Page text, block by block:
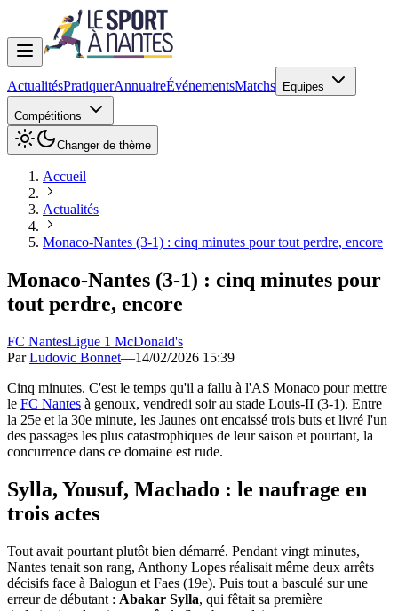
ActualitésPratiquerAnnuaireÉvénementsMatchs Equipes
Compétitions
Changer de thème
Accueil
Actualités
Monaco-Nantes (3-1) : cinq minutes pour tout perdre, encore
Monaco-Nantes (3-1) : cinq minutes pour
tout perdre, encore
FC NantesLigue 1 McDonald's
ParLudovic Bonnet—14/02/2026 15:39
Cinq minutes. C'est le temps qu'il a fallu à l'AS Monaco pour mettre
le FC Nantes à genoux, vendredi soir au stade Louis-II (3-1). Entre
la 25e et la 30e minute, les Jaunes ont encaissé trois buts et livré l'un
des passages les plus catastrophiques de leur saison et pourtant, la
concurrence dans ce domaine est rude.
Sylla, Yousuf, Machado : le naufrage en
trois actes
Tout avait pourtant plutôt bien démarré. Pendant vingt minutes,
Nantes tenait son rang, Anthony Lopes réalisait même deux arrêts
décisifs face à Balogun et Faes (19e). Puis tout a basculé sur une
erreur de débutant : Abakar Sylla, qui fêtait sa première